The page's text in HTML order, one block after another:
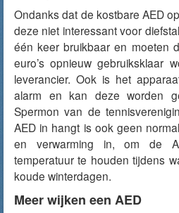
Ondanks dat de kostbare AED
deze niet interessant voor
één keer bruikbaar en moeten
euro’s opnieuw gebruiksklaar
leverancier. Ook is het
alarm en kan deze worden
Spermon van de
AED in hangt is ook geen
en verwarming in, om de
temperatuur te houden tijdens
koude winterdagen.
Meer wijken een AED